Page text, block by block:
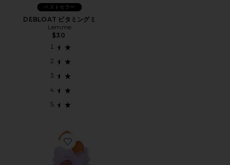
ベストセラー
DEBLOAT ビタミングミ
Lemme
$30
Favorite PURR ビタミングミ